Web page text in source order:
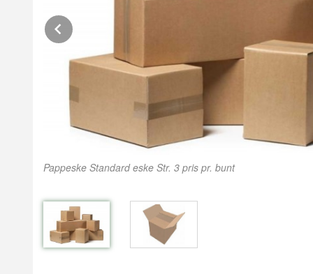
Pappeske Standard eske Str. 3 pris pr. bunt